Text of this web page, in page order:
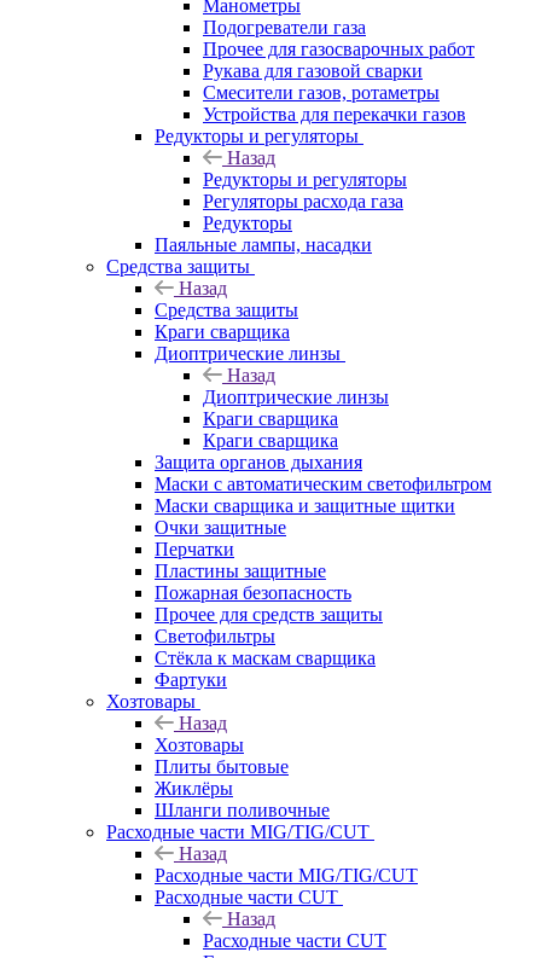
Манометры
Подогреватели газа
Прочее для газосварочных работ
Рукава для газовой сварки
Смесители газов, ротаметры
Устройства для перекачки газов
Редукторы и регуляторы
Назад
Редукторы и регуляторы
Регуляторы расхода газа
Редукторы
Паяльные лампы, насадки
Средства защиты
Назад
Средства защиты
Краги сварщика
Диоптрические линзы
Назад
Диоптрические линзы
Краги сварщика
Краги сварщика
Защита органов дыхания
Маски с автоматическим светофильтром
Маски сварщика и защитные щитки
Очки защитные
Перчатки
Пластины защитные
Пожарная безопасность
Прочее для средств защиты
Светофильтры
Стёкла к маскам сварщика
Фартуки
Хозтовары
Назад
Хозтовары
Плиты бытовые
Жиклёры
Шланги поливочные
Расходные части MIG/TIG/CUT
Назад
Расходные части MIG/TIG/CUT
Расходные части CUT
Назад
Расходные части CUT